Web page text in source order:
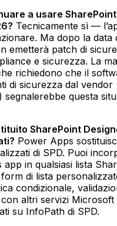
a usare
Tecnicamente sì —
Ma dopo la data
emetterà patch di
e sicurezza. La
richiedono che il
di sicurezza dal vendor
segnalerebbe questa
SharePoint
Power Apps
di SPD. Puoi
app in qualsiasi lista
di lista
condizionale,
altri servizi
su InfoPath di SPD.